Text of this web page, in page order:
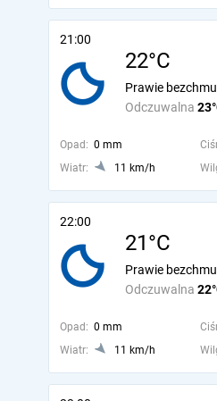
21:00
22°C
Odczuwalna
Prawie
Opad: 0 mm
Wiatr:
11 km/h
22:00
21°C
Odczuwalna
Prawie
Opad: 0 mm
Wiatr:
11 km/h